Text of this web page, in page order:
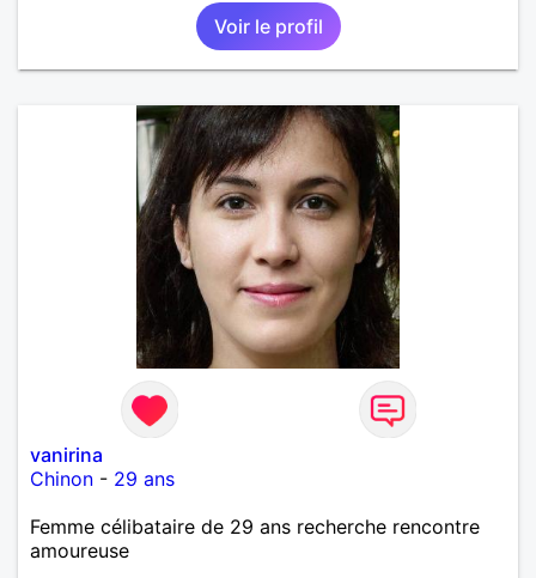
Voir le profil
vanirina
Chinon - 29 ans
Femme célibataire de 29 ans recherche rencontre
amoureuse